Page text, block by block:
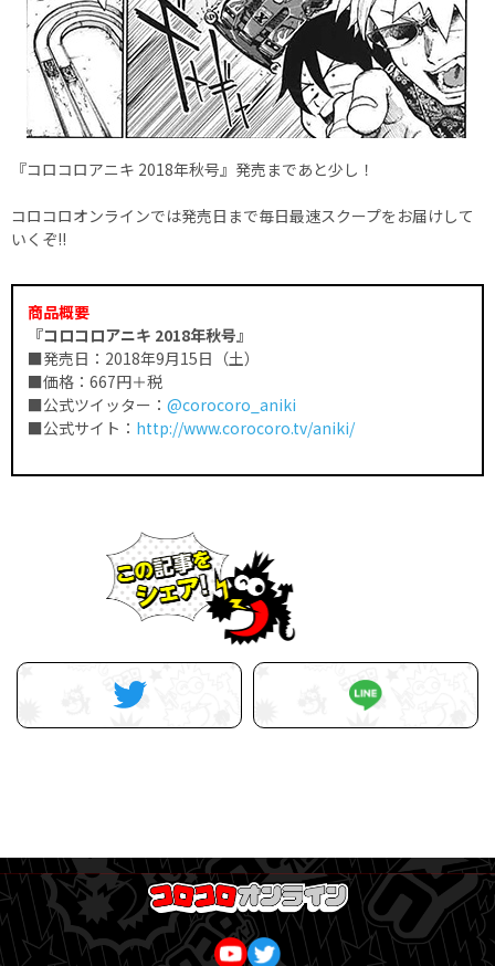
『コロコロアニキ 2018年秋号』発売まであと少し！
コロコロオンラインでは発売日まで毎日最速スクープをお届けして
いくぞ!!
商品概要
『コロコロアニキ 2018年秋号』
■発売日：2018年9月15日（土）
■価格：667円＋税
■公式ツイッター： @corocoro_aniki
■公式サイト： http://www.corocoro.tv/aniki/